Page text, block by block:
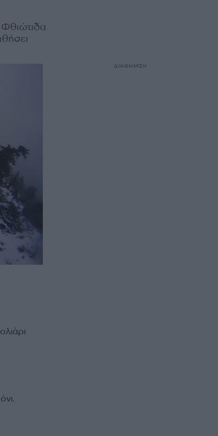
Φθιώτιδα
ΔΙΑΦΗΜΙΣΗ